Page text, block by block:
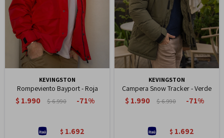
KEVINGSTON
Rompeviento Bayport - Roja
$ 1.990 $6.990 71
$ 1.692
KEVINGSTON
Campera Snow Tracker - Verde
$ 1.990 $6.990 71
$ 1.692